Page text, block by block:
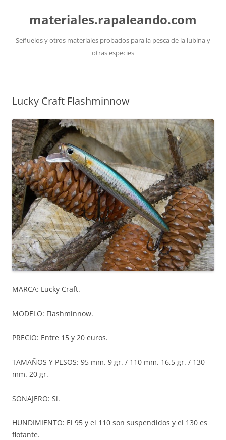
contenidomateriales.rapaleando.com
Señuelos y otros materiales probados para la pesca de la lubina y
otras especies
Lucky Craft Flashminnow
MARCA: Lucky Craft.
MODELO: Flashminnow.
PRECIO: Entre 15 y 20 euros.
TAMAÑOS Y PESOS: 95 mm. 9 gr. / 110 mm. 16,5 gr. / 130
mm. 20 gr.
SONAJERO: Sí.
HUNDIMIENTO: El 95 y el 110 son suspendidos y el 130 es
flotante.